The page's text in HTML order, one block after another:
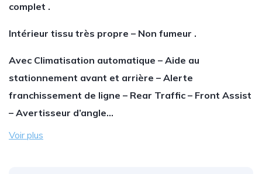
complet .
Intérieur tissu très propre – Non fumeur .
Avec Climatisation automatique – Aide au
stationnement avant et arrière – Alerte
franchissement de ligne – Rear Traffic – Front Assist
– Avertisseur d’angle…
Voir plus